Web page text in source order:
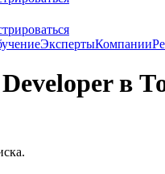
ЭкспертыКомпании
в